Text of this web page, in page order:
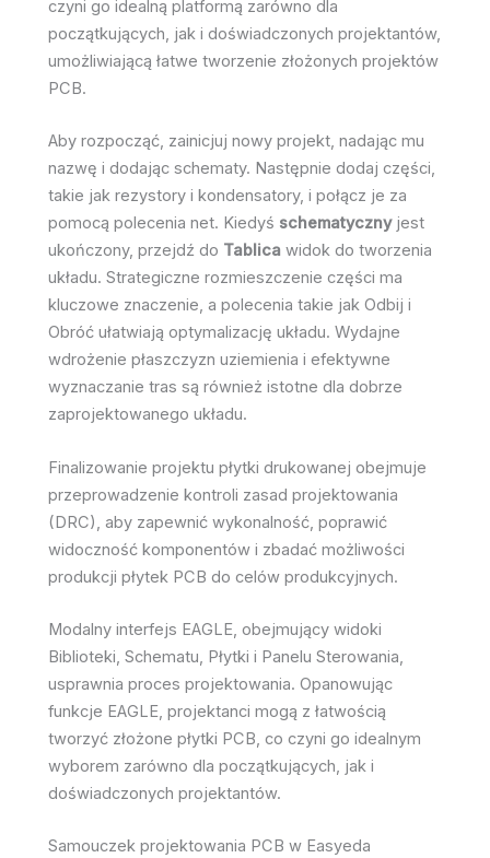
czyni go idealną platformą zarówno dla
początkujących, jak i doświadczonych projektantów,
umożliwiającą łatwe tworzenie złożonych projektów
PCB.
Aby rozpocząć, zainicjuj nowy projekt, nadając mu
nazwę i dodając schematy. Następnie dodaj części,
takie jak rezystory i kondensatory, i połącz je za
pomocą polecenia net. Kiedyś schematycznyjest
ukończony, przejdź do Tablica widok do tworzenia
układu. Strategiczne rozmieszczenie części ma
kluczowe znaczenie, a polecenia takie jak Odbij i
Obróć ułatwiają optymalizację układu. Wydajne
wdrożenie płaszczyzn uziemienia i efektywne
wyznaczanie tras są również istotne dla dobrze
zaprojektowanego układu.
Finalizowanie projektu płytki drukowanej obejmuje
przeprowadzenie kontroli zasad projektowania
(DRC), aby zapewnić wykonalność, poprawić
widoczność komponentów i zbadać możliwości
produkcji płytek PCB do celów produkcyjnych.
Modalny interfejs EAGLE, obejmujący widoki
Biblioteki, Schematu, Płytki i Panelu Sterowania,
usprawnia proces projektowania. Opanowując
funkcje EAGLE, projektanci mogą z łatwością
tworzyć złożone płytki PCB, co czyni go idealnym
wyborem zarówno dla początkujących, jak i
doświadczonych projektantów.
Samouczek projektowania PCB w Easyeda